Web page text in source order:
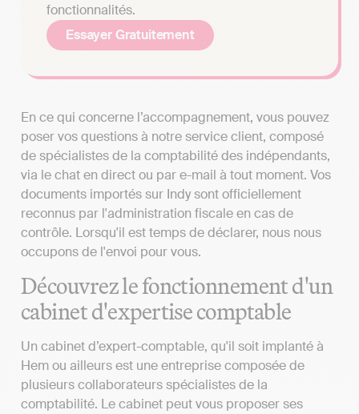
fonctionnalités.
Essayer Gratuitement
En ce qui concerne l’accompagnement, vous pouvez
poser vos questions à notre service client, composé
de spécialistes de la comptabilité des indépendants,
via le chat en direct ou par e-mail à tout moment. Vos
documents importés sur Indy sont officiellement
reconnus par l'administration fiscale en cas de
contrôle. Lorsqu'il est temps de déclarer, nous nous
occupons de l'envoi pour vous.
Découvrez le fonctionnement d'un
cabinet d'expertise comptable
Un cabinet d’expert-comptable, qu'il soit implanté à
Hem ou ailleurs est une entreprise composée de
plusieurs collaborateurs spécialistes de la
comptabilité. Le cabinet peut vous proposer ses